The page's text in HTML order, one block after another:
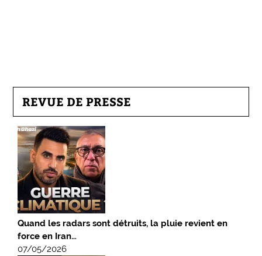
REVUE DE PRESSE
Quand les radars sont détruits, la pluie revient en
force en Iran…
07/05/2026